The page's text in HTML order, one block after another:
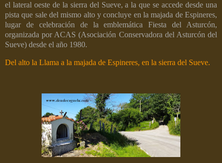
el lateral oeste de la sierra del Sueve, a la que se accede desde una
pista que sale del mismo alto y concluye en la majada de Espineres,
lugar de celebración de la emblemática Fiesta del Asturcón,
organizada por ACAS (Asociación Conservadora del Asturcón del
Sueve) desde el año 1980.
Del alto la Llama a la majada de Espineres, en la sierra del Sueve.